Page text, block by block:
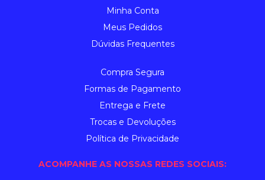
Minha Conta
Meus Pedidos
Dúvidas Frequentes
Compra Segura
Formas de Pagamento
Entrega e Frete
Trocas e Devoluções
Política de Privacidade
ACOMPANHE AS NOSSAS REDES SOCIAIS: